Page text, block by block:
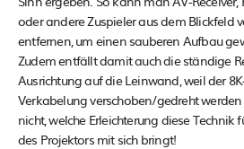
oder andere Zuspieler aus dem Blickfeld
entfernen, um einen sauberen Aufbau
Zudem entfällt damit auch die ständige
Ausrichtung auf die Leinwand, weil der
Verkabelung verschoben/gedreht
nicht, welche Erleichterung diese
des Projektors mit sich bringt!